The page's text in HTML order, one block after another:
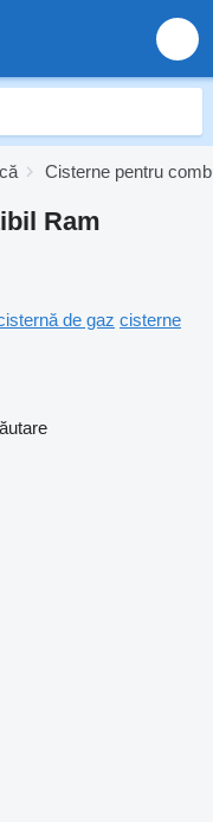
Cisterne pentru
Ram
de gaz cisterne